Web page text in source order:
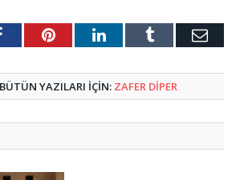
FacebookPinterestLinkedInTumblr E-
YAZILARI IÇIN: ZAFER DIPER